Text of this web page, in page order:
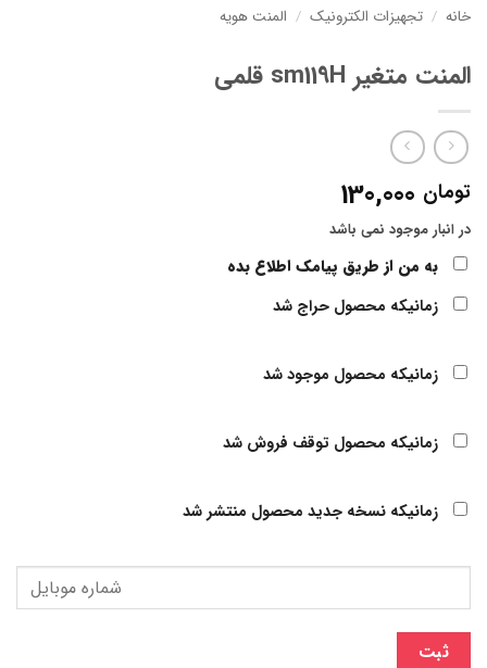
خانه / تجهیزات الکترونیک / المنت هویه
المنت متغیر sm119H قلمی
تومان
در انبار موجود نمی باشد
به من از طریق پیامک اطلاع بده
زمانیکه محصول حراج شد
زمانیکه محصول موجود شد
زمانیکه محصول توقف فروش شد
زمانیکه نسخه جدید محصول منتشر شد
ثبت